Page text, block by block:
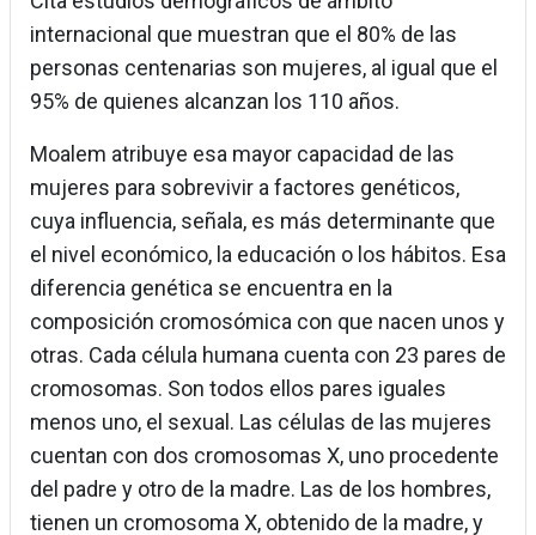
internacional que muestran que el 80% de las
personas centenarias son mujeres, al igual que el
95% de quienes alcanzan los 110 años.
Moalem atribuye esa mayor capacidad de las
mujeres para sobrevivir a factores genéticos,
cuya influencia, señala, es más determinante que
el nivel económico, la educación o los hábitos. Esa
diferencia genética se encuentra en la
composición cromosómica con que nacen unos y
otras. Cada célula humana cuenta con 23 pares de
cromosomas. Son todos ellos pares iguales
menos uno, el sexual. Las células de las mujeres
cuentan con dos cromosomas X, uno procedente
del padre y otro de la madre. Las de los hombres,
tienen un cromosoma X, obtenido de la madre, y